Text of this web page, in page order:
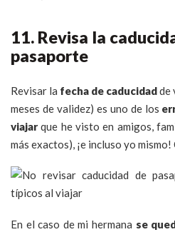
11. Revisa la
pasaporte
Revisar la fecha de caducidadde
meses de validez) es uno de los
viajarque he visto en amigos,
más exactos), ¡e incluso yo mismo!
En el caso de mi hermana se